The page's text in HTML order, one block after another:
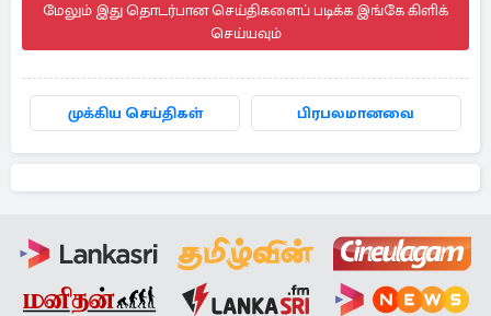
மேலும் இது தொடர்பான செய்திகளைப் படிக்க இங்கே கிளிக்
செய்யவும்
முக்கிய செய்திகள் பிரபலமானவை